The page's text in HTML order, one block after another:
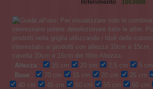
Riferimento 1003000
Altezza : 15 cm 20 cm 2,5 cm 5 cm
Base : 70 cm 15 cm 20 cm 25 cm
40 cm
45 cm 50 cm 55 cm 60 cm